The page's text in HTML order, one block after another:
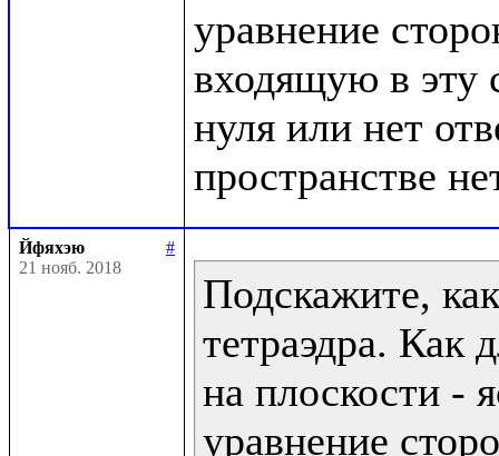
уравнение
входящую в эту
нуля или нет
Йфяхэю
#
21 нояб. 2018
Подскажите,
тетраэдра. Как
на плоскости -
уравнение